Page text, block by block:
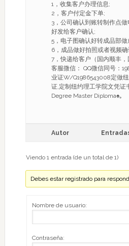
1，收集客户办理信息;
2，客户付定金下单;
3，公司确认到账转制作点
好发给客户确认;
5，电子图确认好转成品部做
6，成品做好拍照或者视频
7，快递给客户（国内顺丰，
客服微信： QQ微信同号：
业证W/Q1986543008定做
证,定制纽约理工学院文凭证
Degree Master Diploma♠｡
Autor
Viendo 1 entrada (de un total de 1)
Debes estar registrado para
Nombre de usuario:
Contraseña: